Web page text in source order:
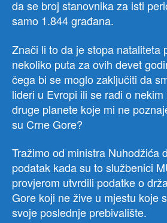
da se broj stanovnika za isti
samo 1.844 građana.
Znači li to da je stopa nataliteta
nekoliko puta za ovih devet
čega bi se moglo zaključiti da
lideri u Evropi ili se radi o
druge planete koje mi ne
su Crne Gore?
Tražimo od ministra Nuhodžića
podatak kada su to službenici
provjerom utvrdili podatke o
Gore koji ne žive u mjestu koje
svoje poslednje prebivalište.